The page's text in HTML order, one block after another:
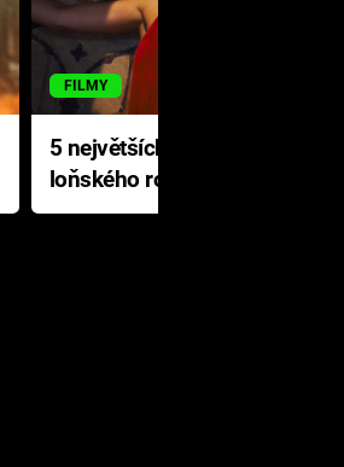
FILMY
5 největších propadáků
loňského roku: Disney na
jediné katastrofě prodělal 200